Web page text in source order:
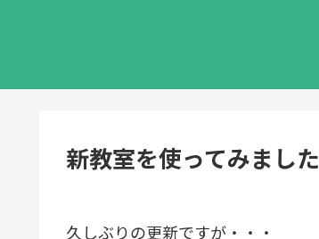
新教室を使ってみました
久しぶりの更新ですが・・・